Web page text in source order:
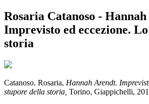
Rosaria Catanoso -
Imprevisto ed eccezione.
storia
Catanoso. Rosaria, Hannah Arendt.
stupore della storia, Torino, Giappichelli,